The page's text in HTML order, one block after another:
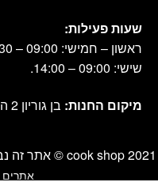
שעות פעילות:
ראשון – חמישי: 09:00 – 19:30.
שישי: 09:00 – 14:00.
מיקום החנות: בן גוריון 2 הרצליה
cook shop 2021 © אתר זה נבנה ועוצב על-ידי
אתרים